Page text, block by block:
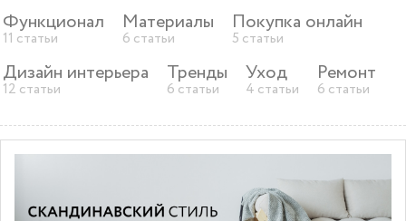
Функционал
11 статьи
Материалы
6 статьи
Покупка онлайн
5 статьи
Дизайн интерьера
12 статьи
Тренды
6 статьи
Уход
4 статьи
Ремонт
6 статьи